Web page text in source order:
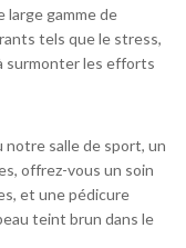
gamme de
tels que le stress,
surmonter les efforts
salle de sport, un
offrez-vous un soin
et une pédicure
teint brun dans le